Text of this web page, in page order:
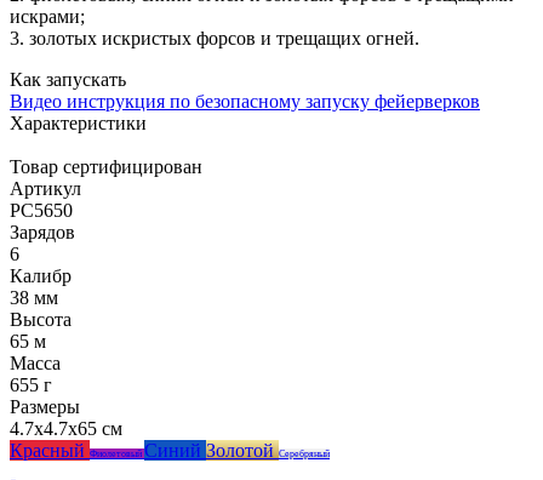
искрами;
3. золотых искристых форсов и трещащих огней.
Как запускать
Видео инструкция по безопасному запуску фейерверков
Характеристики
Товар сертифицирован
Артикул
РС5650
Зарядов
6
Калибр
38 мм
Высота
65 м
Масса
655 г
Размеры
4.7x4.7x65 см
Красный Фиолетовый Синий ЗолотойСеребряный